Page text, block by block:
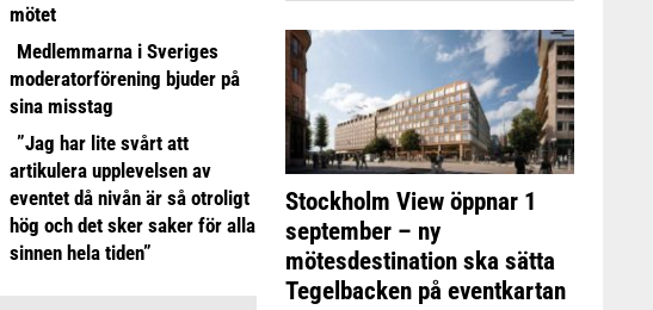
mötet
Medlemmarna i Sveriges
moderatorförening bjuder på
sina misstag
”Jag har lite svårt att
artikulera upplevelsen av
eventet då nivån är så otroligt
hög och det sker saker för alla
sinnen hela tiden”
Stockholm View öppnar 1
september – ny
mötesdestination ska sätta
Tegelbacken på eventkartan